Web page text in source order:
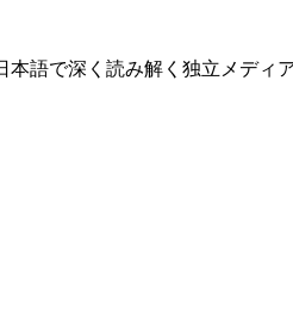
語で深く読み解く独立メディ